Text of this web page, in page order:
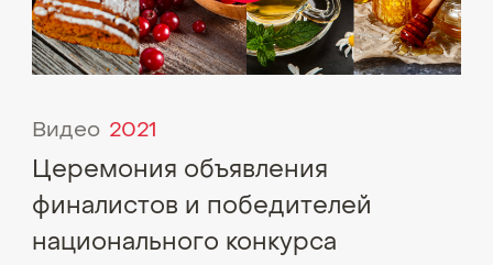
Видео 2021
Церемония объявления
финалистов и победителей
национального конкурса